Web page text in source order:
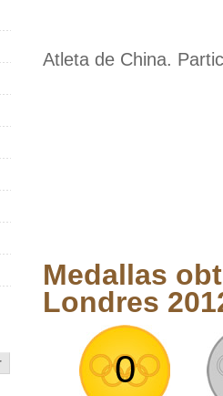
Atleta de China.
Medallas
Londres
0